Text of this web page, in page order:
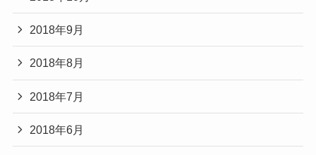
2018年9月
2018年8月
2018年7月
2018年6月